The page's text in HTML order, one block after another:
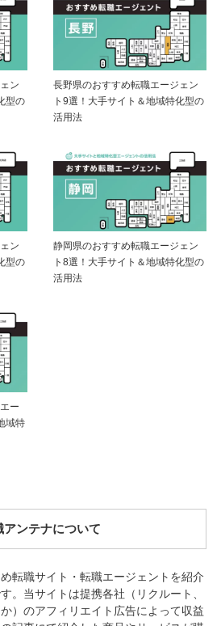
ン
型の
長野県のおすすめ転職エージェン
ト9選！大手サイト＆地域特化型の
活用法
ン
型の
静岡県のおすすめ転職エージェン
ト8選！大手サイト＆地域特化型の
活用法
ー
域特
アンテナについて
転職サイト・転職エージェントを紹介
。当サイトは提携各社（リクルート、
）のアフィリエイト広告によって収益